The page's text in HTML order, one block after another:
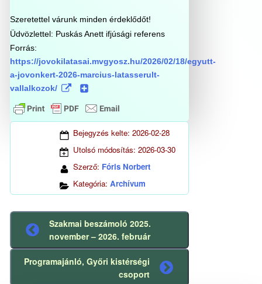
Szeretettel várunk minden érdeklődőt!
Üdvözlettel: Puskás Anett ifjúsági referens
Forrás:
https://jovokilatasai.mvgyosz.hu/2026/02/18/egyutt-
a-jovonkert-2026-marcius-latasserult-
vallalkozok/
Bejegyzés kelte: 2026-02-28
Utolsó módosítás: 2026-03-30
Szerző: Fóris Norbert
Kategória: Archívum
Előző
bejegyzés
Szakmai beszámoló 2025.
november – 2026. február
Programajánló, Győri kistérségi
csoport